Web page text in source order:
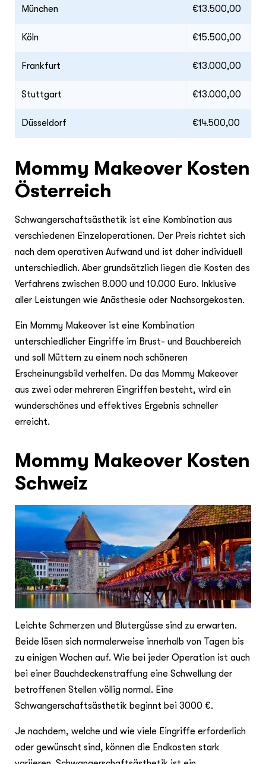
München €13.500,00
Köln €15.500,00
Frankfurt €13.000,00
Stuttgart €13.000,00
Düsseldorf €14.500,00
Mommy Makeover Kosten
Österreich
Schwangerschaftsästhetik ist eine Kombination aus
verschiedenen Einzeloperationen. Der Preis richtet sich
nach dem operativen Aufwand und ist daher individuell
unterschiedlich. Aber grundsätzlich liegen die Kosten des
Verfahrens zwischen 8.000 und 10.000 Euro. Inklusive
aller Leistungen wie Anästhesie oder Nachsorgekosten.
Ein Mommy Makeover ist eine Kombination
unterschiedlicher Eingriffe im Brust- und Bauchbereich
und soll Müttern zu einem noch schöneren
Erscheinungsbild verhelfen. Da das Mommy Makeover
aus zwei oder mehreren Eingriffen besteht, wird ein
wunderschönes und effektives Ergebnis schneller
erreicht.
Mommy Makeover Kosten
Schweiz
Leichte Schmerzen und Blutergüsse sind zu erwarten.
Beide lösen sich normalerweise innerhalb von Tagen bis
zu einigen Wochen auf. Wie bei jeder Operation ist auch
bei einer Bauchdeckenstraffung eine Schwellung der
betroffenen Stellen völlig normal. Eine
Schwangerschaftsästhetik beginnt bei 3000 €.
Je nachdem, welche und wie viele Eingriffe erforderlich
oder gewünscht sind, können die Endkosten stark